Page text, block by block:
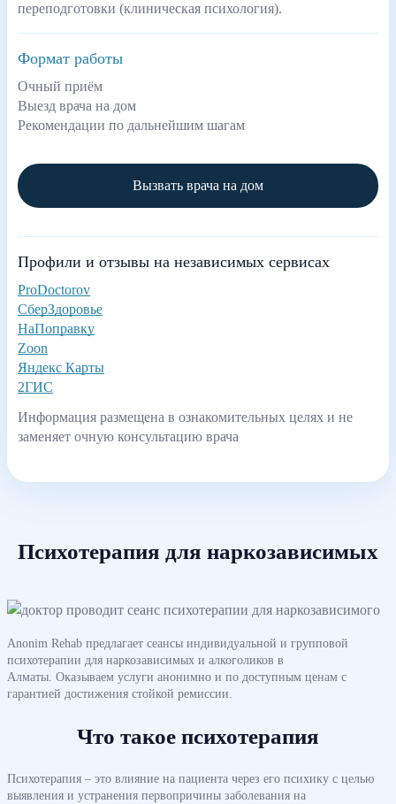
переподготовки (клиническая психология).
Формат работы
Очный приём
Выезд врача на дом
Рекомендации по дальнейшим шагам
Вызвать врача на дом
Профили и отзывы на независимых сервисах
ProDoctorov
СберЗдоровье
НаПоправку
Zoon
Яндекс Карты
2ГИС
Информация размещена в ознакомительных целях и не
заменяет очную консультацию врача
Психотерапия для наркозависимых
Anonim Rehab предлагает сеансы индивидуальной и групповой
психотерапии для наркозависимых и алкоголиков в
Алматы. Оказываем услуги анонимно и по доступным ценам с
гарантией достижения стойкой ремиссии.
Что такое психотерапия
Психотерапия – это влияние на пациента через его психику с целью
выявления и устранения первопричины заболевания на